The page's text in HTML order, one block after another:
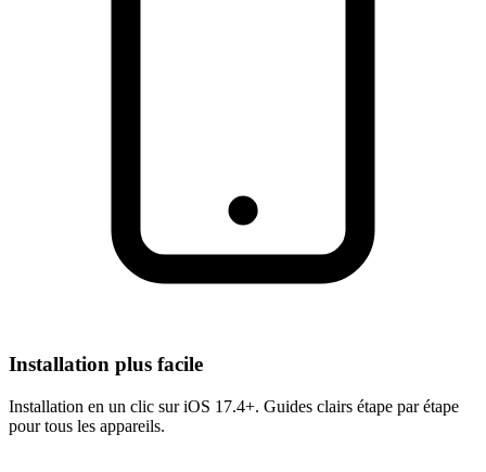
Installation plus facile
Installation en un clic sur iOS 17.4+. Guides clairs étape par étape
pour tous les appareils.